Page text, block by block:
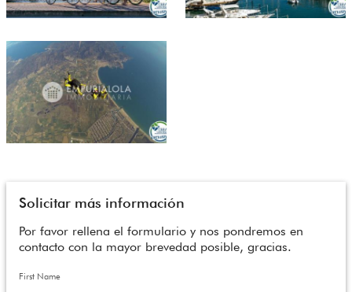
Solicitar más información
Por favor rellena el formulario y nos pondremos en
contacto con la mayor brevedad posible, gracias.
First Name